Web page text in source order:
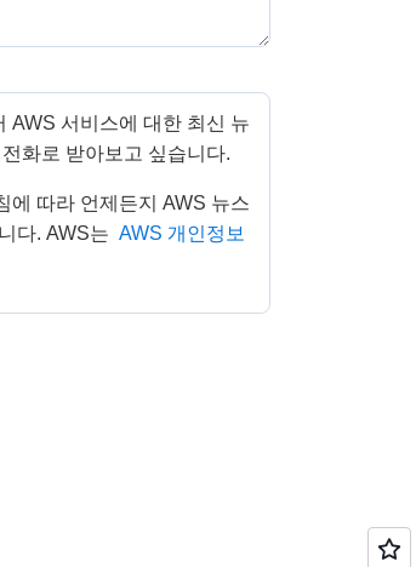
AWS 서비스에 대한 최신 뉴
화로 받아보고 싶습니다.
다. AWS는 AWS 개인정보